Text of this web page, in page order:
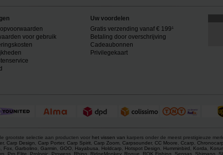
voor gebruik
Uw voordelen
Gratis verzending vanaf € 199¹
Betaling door overschrijving
Cadeaubonnen
Privilegekaart
grootste selectie aan producten voor het vissen van karpers onder de meest prestigieuze
, Carp Design Carp Porter, Carp Spirit, Carp Zoom, Carpsounder, CC Moore Ccarp
Fox, Garbolino Garmin GOO Hayabusa Holdcarp Hotspot Design Humminbird Korda
Pro Elite Prologic Prowess, Rhino RidgeMonkey, Rogue ROK Fishing Sensas, Shimano